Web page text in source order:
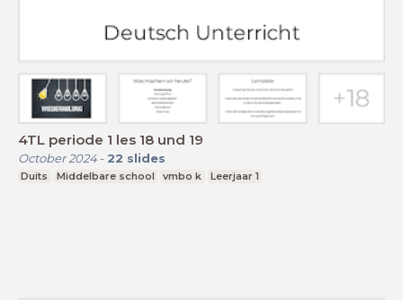
4TL periode 1 les 18 und 19
October 2024- 22 slides
Duits Middelbare school vmbo k Leerjaar 1